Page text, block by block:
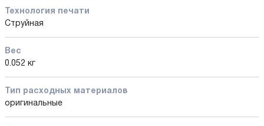
Технология печати
Струйная
Вес
0.052 кг
Тип расходных материалов
оригинальные